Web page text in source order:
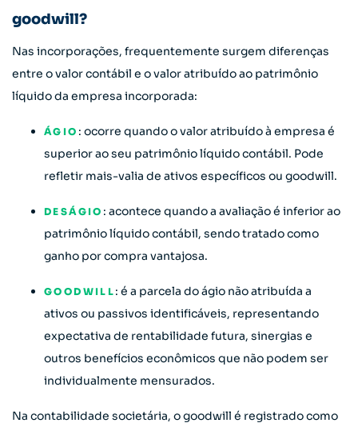
goodwill?
Nas incorporações, frequentemente surgem diferenças
entre o valor contábil e o valor atribuído ao patrimônio
líquido da empresa incorporada:
ÁGIO : ocorre quando o valor atribuído à empresa é
superior ao seu patrimônio líquido contábil. Pode
refletir mais-valia de ativos específicos ou goodwill.
DESÁGIO : acontece quando a avaliação é inferior ao
patrimônio líquido contábil, sendo tratado como
ganho por compra vantajosa.
GOODWILL : é a parcela do ágio não atribuída a
ativos ou passivos identificáveis, representando
expectativa de rentabilidade futura, sinergias e
outros benefícios econômicos que não podem ser
individualmente mensurados.
Na contabilidade societária, o goodwill é registrado como